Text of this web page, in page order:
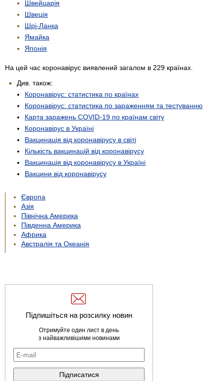
Швейцарія
Швеція
Шрі-Ланка
Ямайка
Японія
На цей час коронавірус виявлений загалом в 229 країнах.
Див. також:
Коронавірус: статистика по країнах
Коронавірус: статистика по зараженням та тестуванню
Карта заражень COVID-19 по країнам світу
Коронавірус в Україні
Вакцинація від коронавірусу в світі
Кількість вакцинацій від коронавірусу
Вакцинація від коронавірусу в Україні
Вакцини від коронавірусу
Європа
Азія
Північна Америка
Південна Америка
Африка
Австралія та Океанія
Підпишіться на розсилку новин
Отримуйте один лист в день
з найважливішими новинами